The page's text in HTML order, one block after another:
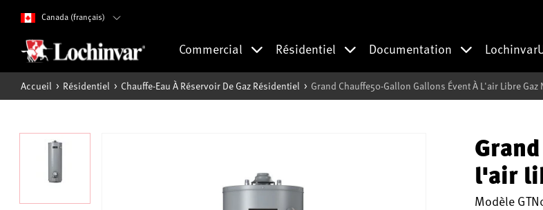
Canada (français)
Commercial Résidentiel Documentation
Accueil Résidentiel Chauffe-Eau À Réservoir De Gaz Résidentiel Grand Chauffe50-Gallon Gallons Évent À L'air Libre Gaz
l'air
Modèle